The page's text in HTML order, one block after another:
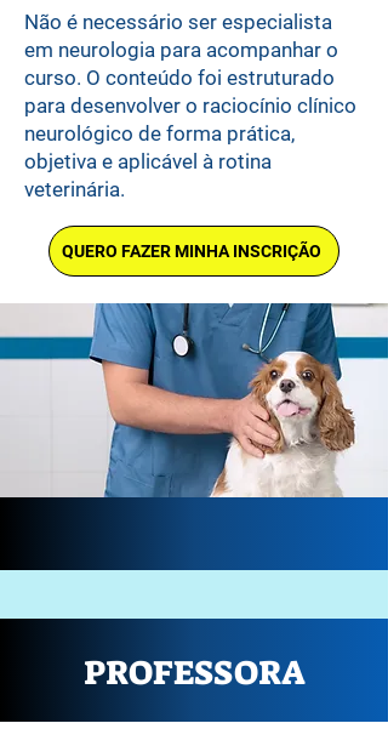
Não é necessário ser especialista
em neurologia para acompanhar o
curso. O conteúdo foi estruturado
para desenvolver o raciocínio clínico
neurológico de forma prática,
objetiva e aplicável à rotina
veterinária.
QUERO FAZER MINHA INSCRIÇÃO
PROFESSORA